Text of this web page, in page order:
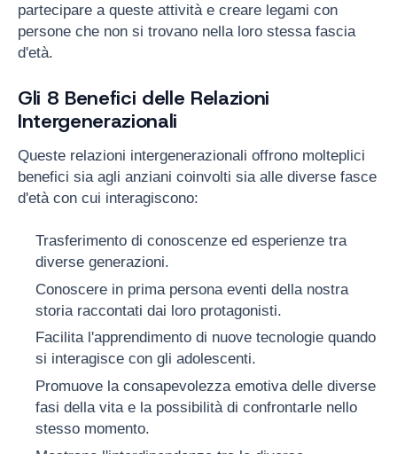
partecipare a queste attività e creare legami con
persone che non si trovano nella loro stessa fascia
d'età.
Gli 8 Benefici delle Relazioni
Intergenerazionali
Queste relazioni intergenerazionali offrono molteplici
benefici sia agli anziani coinvolti sia alle diverse fasce
d'età con cui interagiscono:
Trasferimento di conoscenze ed esperienze tra
diverse generazioni.
Conoscere in prima persona eventi della nostra
storia raccontati dai loro protagonisti.
Facilita l'apprendimento di nuove tecnologie quando
si interagisce con gli adolescenti.
Promuove la consapevolezza emotiva delle diverse
fasi della vita e la possibilità di confrontarle nello
stesso momento.